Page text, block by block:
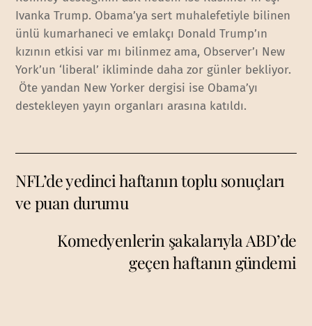
Ivanka Trump. Obama’ya sert muhalefetiyle bilinen
ünlü kumarhaneci ve emlakçı Donald Trump’ın
kızının etkisi var mı bilinmez ama, Observer’ı New
York’un ‘liberal’ ikliminde daha zor günler bekliyor.
Öte yandan New Yorker dergisi ise Obama’yı
destekleyen yayın organları arasına katıldı.
NFL’de yedinci haftanın toplu sonuçları
ve puan durumu
Komedyenlerin şakalarıyla ABD’de
geçen haftanın gündemi